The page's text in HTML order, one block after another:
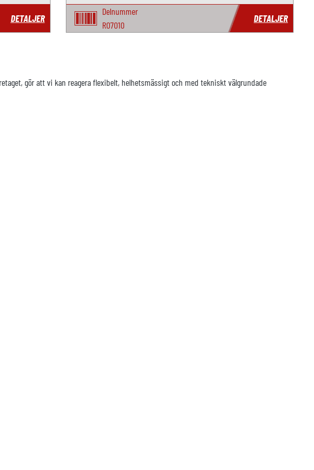
DETALJER
Delnummer
RO7010
DETALJER
gör att vi kan reagera flexibelt, helhetsmässigt och med tekniskt välgrundade